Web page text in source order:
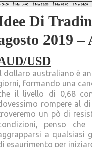
Di
2019 –
USD
dollaro australiano è
formando una
il livello di 0,68
rompere al
un pò di
penso
a qualsiasi
esaurimento per